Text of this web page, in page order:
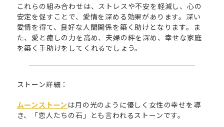
これらの組み合わせは、ストレスや不安を軽減し、心の
安定を促すことで、愛情を深める効果があります。深い
愛情を得て、良好な人間関係を築く助けとなります。ま
た、愛と癒しの力を高め、夫婦の絆を深め、幸せな家庭
を築く手助けをしてくれるでしょう。
ストーン詳細：
ムーンストーン は月の光のように優しく女性の幸せを導
き、「恋人たちの石」とも言われるストーンです。